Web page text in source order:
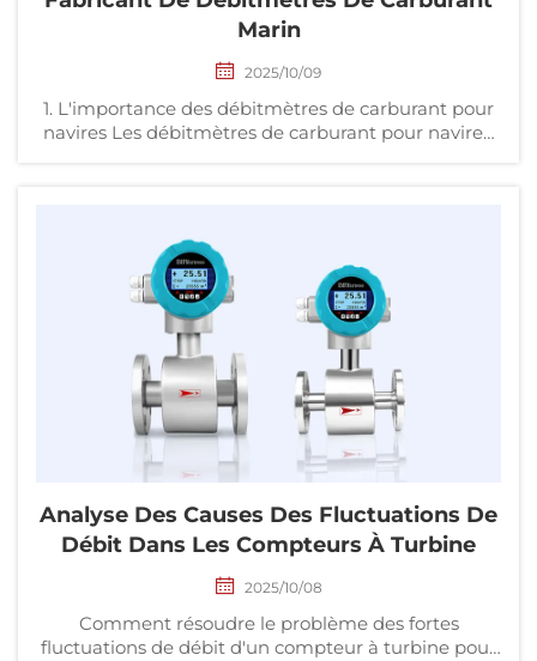
Marin
2025/10/09
1. L'importance des débitmètres de carburant pour
navires Les débitmètres de carburant pour navires,
jouent un rôle essentiel dans les compagnies
maritimes. Ils n...
Analyse Des Causes Des Fluctuations De
Débit Dans Les Compteurs À Turbine
2025/10/08
Comment résoudre le problème des fortes
fluctuations de débit d'un compteur à turbine pour